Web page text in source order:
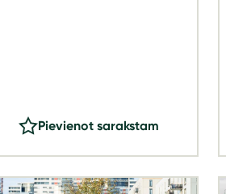
Pievienot sarakstam